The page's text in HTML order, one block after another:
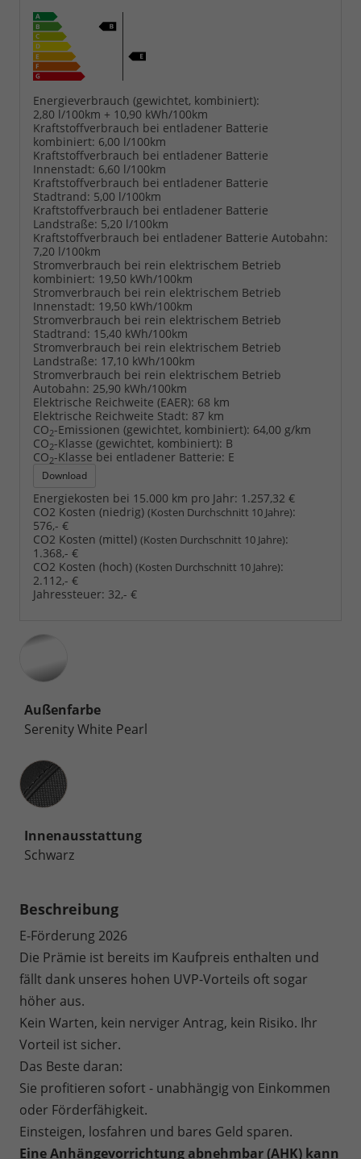
Energieverbrauch (gewichtet, kombiniert):
2,80 l/100km + 10,90 kWh/100km
Kraftstoffverbrauch bei entladener Batterie
kombiniert: 6,00 l/100km
Kraftstoffverbrauch bei entladener Batterie
Innenstadt: 6,60 l/100km
Kraftstoffverbrauch bei entladener Batterie
Stadtrand: 5,00 l/100km
Kraftstoffverbrauch bei entladener Batterie
Landstraße: 5,20 l/100km
Kraftstoffverbrauch bei entladener Batterie Autobahn:
7,20 l/100km
Stromverbrauch bei rein elektrischem Betrieb
kombiniert: 19,50 kWh/100km
Stromverbrauch bei rein elektrischem Betrieb
Innenstadt: 19,50 kWh/100km
Stromverbrauch bei rein elektrischem Betrieb
Stadtrand: 15,40 kWh/100km
Stromverbrauch bei rein elektrischem Betrieb
Landstraße: 17,10 kWh/100km
Stromverbrauch bei rein elektrischem Betrieb
Autobahn: 25,90 kWh/100km
Elektrische Reichweite (EAER): 68 km
Elektrische Reichweite Stadt: 87 km
CO2-Emissionen (gewichtet, kombiniert): 64,00 g/km
CO2-Klasse (gewichtet, kombiniert): B
CO2-Klasse bei entladener Batterie: E
Download
Energiekosten bei 15.000 km pro Jahr: 1.257,32 €
CO2 Kosten (niedrig) (Kosten Durchschnitt 10 Jahre):
576,- €
CO2 Kosten (mittel) (Kosten Durchschnitt 10 Jahre):
1.368,- €
CO2 Kosten (hoch) (Kosten Durchschnitt 10 Jahre):
2.112,- €
Jahressteuer: 32,- €
Außenfarbe
Serenity White Pearl
Innenausstattung
Innenausstattung
Schwarz
Beschreibung
E-Förderung 2026
Die Prämie ist bereits im Kaufpreis enthalten und
fällt dank unseres hohen UVP-Vorteils oft sogar
höher aus.
Kein Warten, kein nerviger Antrag, kein Risiko. Ihr
Vorteil ist sicher.
Das Beste daran:
Sie profitieren sofort - unabhängig von Einkommen
oder Förderfähigkeit.
Einsteigen, losfahren und bares Geld sparen.
Eine Anhängevorrichtung abnehmbar (AHK) kann